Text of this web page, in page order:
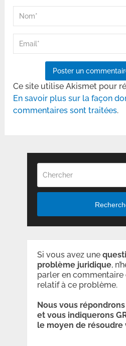
Ce site utilise Akismet pour
En savoir plus sur la façon
commentaires sont traitées.
Si vous avez une
problème juridique,
parler en commentaire
relatif à ce problème.
Nous vous
et vous indiquerons
le moyen de